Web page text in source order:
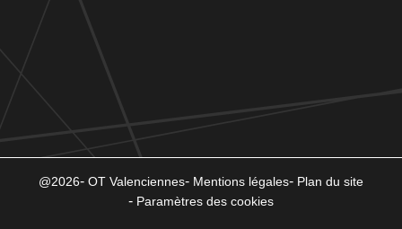
@2026 OT Valenciennes Mentions légales
Plan du site
Paramètres des cookies